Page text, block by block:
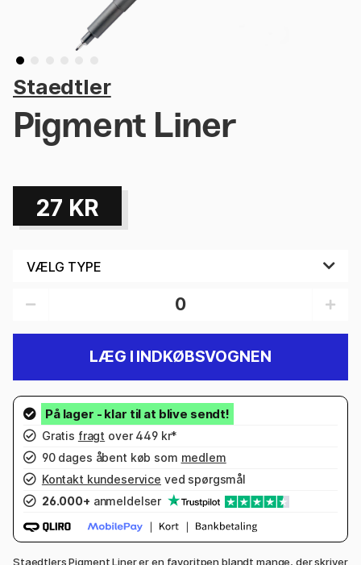
Staedtler
Pigment Liner
27 KR
LÆG I INDKØBSVOGNEN
Gratis fragt over 449 kr*
90 dages åbent køb som medlem
Kontakt kundeservice ved spørgsmål
26.000+ anmeldelser
Staedtlers Pigment Liner er en favoritpen blandt mange, der skriver